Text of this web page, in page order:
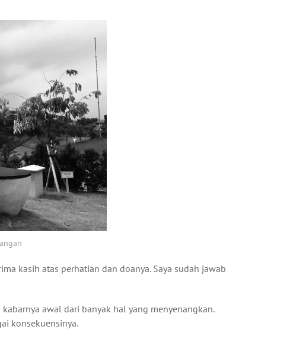
kasih atas perhatian dan doanya. Saya sudah jawab
awal dari banyak hal yang menyenangkan.
konsekuensinya.